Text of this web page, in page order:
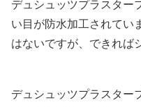
デュシュッツプラスター
い目が防水加工されてい
はないですが、できれば
デュシュッツプラスター